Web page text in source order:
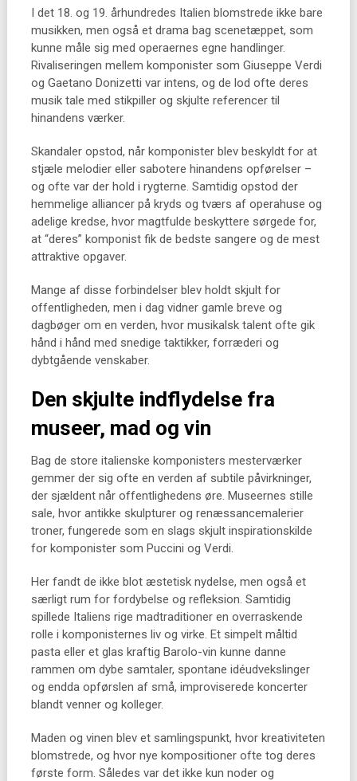
I det 18. og 19. århundredes Italien blomstrede ikke bare
musikken, men også et drama bag scenetæppet, som
kunne måle sig med operaernes egne handlinger.
Rivaliseringen mellem komponister som Giuseppe Verdi
og Gaetano Donizetti var intens, og de lod ofte deres
musik tale med stikpiller og skjulte referencer til
hinandens værker.
Skandaler opstod, når komponister blev beskyldt for at
stjæle melodier eller sabotere hinandens opførelser –
og ofte var der hold i rygterne. Samtidig opstod der
hemmelige alliancer på kryds og tværs af operahuse og
adelige kredse, hvor magtfulde beskyttere sørgede for,
at “deres” komponist fik de bedste sangere og de mest
attraktive opgaver.
Mange af disse forbindelser blev holdt skjult for
offentligheden, men i dag vidner gamle breve og
dagbøger om en verden, hvor musikalsk talent ofte gik
hånd i hånd med snedige taktikker, forræderi og
dybtgående venskaber.
Den skjulte indflydelse fra
museer, mad og vin
Bag de store italienske komponisters mesterværker
gemmer der sig ofte en verden af subtile påvirkninger,
der sjældent når offentlighedens øre. Museernes stille
sale, hvor antikke skulpturer og renæssancemalerier
troner, fungerede som en slags skjult inspirationskilde
for komponister som Puccini og Verdi.
Her fandt de ikke blot æstetisk nydelse, men også et
særligt rum for fordybelse og refleksion. Samtidig
spillede Italiens rige madtraditioner en overraskende
rolle i komponisternes liv og virke. Et simpelt måltid
pasta eller et glas kraftig Barolo-vin kunne danne
rammen om dybe samtaler, spontane idéudvekslinger
og endda opførslen af små, improviserede koncerter
blandt venner og kolleger.
Maden og vinen blev et samlingspunkt, hvor kreativiteten
blomstrede, og hvor nye kompositioner ofte tog deres
første form. Således var det ikke kun noder og